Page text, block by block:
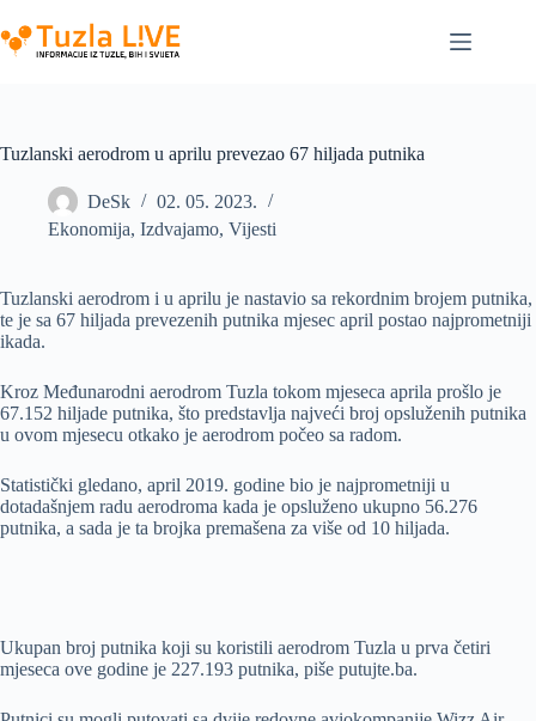
to
content
Tuzlanski aerodrom u aprilu prevezao 67 hiljada putnika
DeSk
02. 05. 2023.
Ekonomija, Izdvajamo, Vijesti
Tuzlanski aerodrom i u aprilu je nastavio sa rekordnim brojem putnika,
te je sa 67 hiljada prevezenih putnika mjesec april postao najprometniji
ikada.
Kroz Međunarodni aerodrom Tuzla tokom mjeseca aprila prošlo je
67.152 hiljade putnika, što predstavlja najveći broj opsluženih putnika
u ovom mjesecu otkako je aerodrom počeo sa radom.
Statistički gledano, april 2019. godine bio je najprometniji u
dotadašnjem radu aerodroma kada je opsluženo ukupno 56.276
putnika, a sada je ta brojka premašena za više od 10 hiljada.
Ukupan broj putnika koji su koristili aerodrom Tuzla u prva četiri
mjeseca ove godine je 227.193 putnika, piše putujte.ba.